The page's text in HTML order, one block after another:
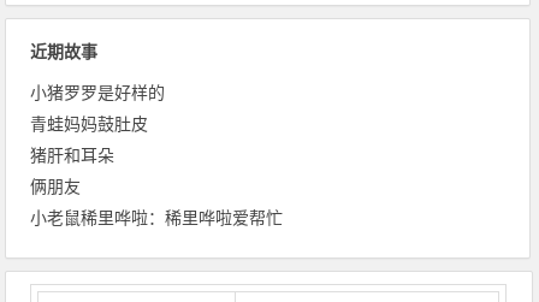
近期故事
小猪罗罗是好样的
青蛙妈妈鼓肚皮
猪肝和耳朵
俩朋友
小老鼠稀里哗啦：稀里哗啦爱帮忙